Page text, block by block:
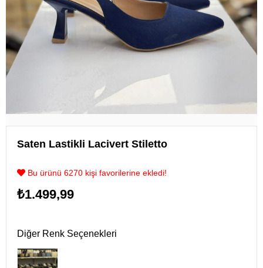
Saten Lastikli Lacivert Stiletto
Bu ürünü 6270 kişi favorilerine ekledi!
₺1.499,99
Diğer Renk Seçenekleri